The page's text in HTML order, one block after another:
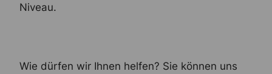
Niveau.
Wie dürfen wir Ihnen helfen? Sie können uns